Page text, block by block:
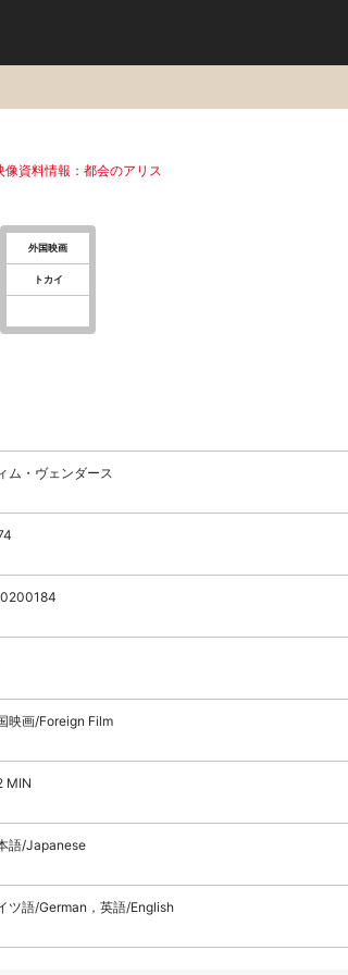
像資料情報：都会のアリス
外国映画
トカイ
ム・ヴェンダース
映画/Foreign Film
MIN
語/Japanese
ツ語/German，英語/English